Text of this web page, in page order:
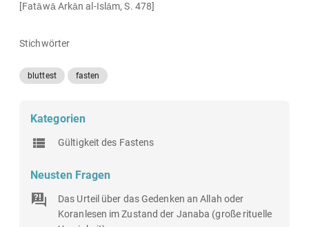
[Fatāwā Arkān al-Islām, S. 478]
Stichwörter
bluttest fasten
Kategorien
Gültigkeit des Fastens
Neusten Fragen
Das Urteil über das Gedenken an Allah oder
Koranlesen im Zustand der Janaba (große rituelle